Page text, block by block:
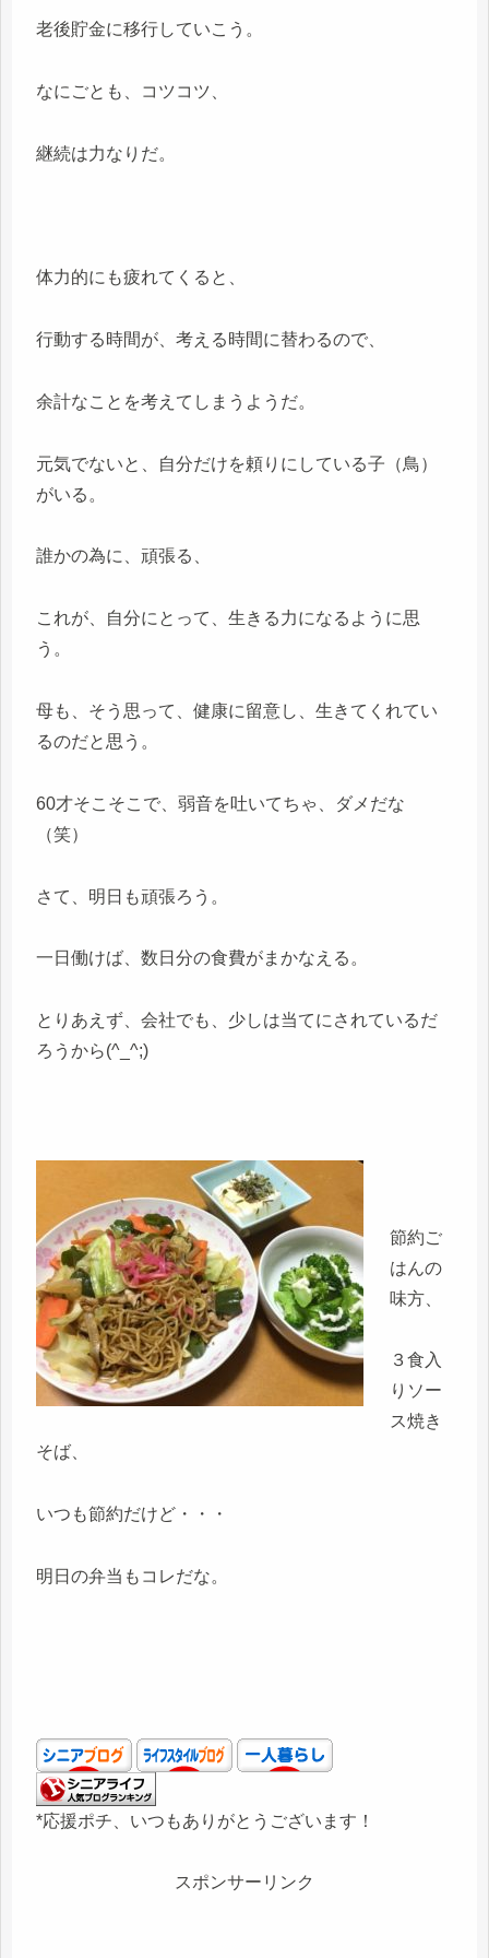
老後貯金に移行していこう。
なにごとも、コツコツ、
継続は力なりだ。
体力的にも疲れてくると、
行動する時間が、考える時間に替わるので、
余計なことを考えてしまうようだ。
元気でないと、自分だけを頼りにしている子（鳥）
がいる。
誰かの為に、頑張る、
これが、自分にとって、生きる力になるように思
う。
母も、そう思って、健康に留意し、生きてくれてい
るのだと思う。
60才そこそこで、弱音を吐いてちゃ、ダメだな
（笑）
さて、明日も頑張ろう。
一日働けば、数日分の食費がまかなえる。
とりあえず、会社でも、少しは当てにされているだ
ろうから(^_^;)
節約ご
はんの
味方、
３食入
りソー
ス焼き
そば、
いつも節約だけど・・・
明日の弁当もコレだな。
*応援ポチ、いつもありがとうございます！
スポンサーリンク